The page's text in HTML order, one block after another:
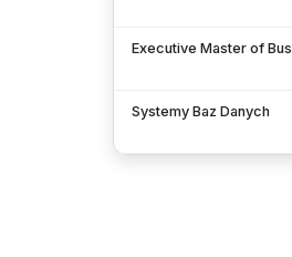
Systemy Baz Danych